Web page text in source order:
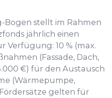
Bogen stellt im Rahmen
jährlich einen
Verfügung: 10 % (max.
(Fassade, Dach,
€) für den Austausch
(Wärmepumpe,
Fördersätze gelten für